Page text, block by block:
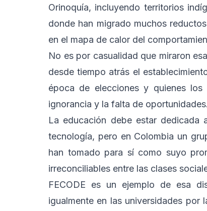
Orinoquía, incluyendo territorios
donde han migrado muchos
en el mapa de calor del
No es por casualidad que miraron
desde tiempo atrás el
época de elecciones y quienes
ignorancia y la falta de oportunidades.
La educación debe estar dedicada
tecnología, pero en Colombia un
han tomado para sí como suyo
irreconciliables entre las clases
FECODE es un ejemplo de esa
igualmente en las universidades